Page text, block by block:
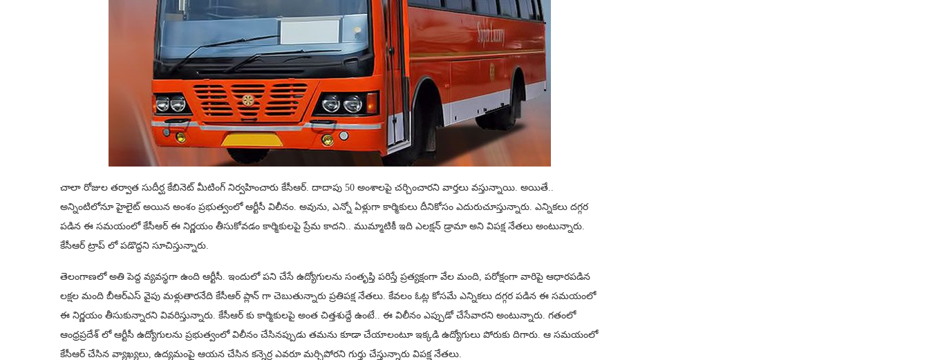
చాలా రోజుల త‌ర్వాత సుదీర్ఘ కేబినెట్ మీటింగ్ నిర్వ‌హించారు కేసీఆర్. దాదాపు 50 అంశాల‌పై చ‌ర్చించార‌ని వార్త‌లు వ‌స్తున్నాయి. అయితే..
అన్నింటిలోనూ హైలైట్ అయిన అంశం ప్ర‌భుత్వంలో ఆర్టీసీ విలీనం. అవును, ఎన్నో ఏళ్లుగా కార్మికులు దీనికోసం ఎదురుచూస్తున్నారు. ఎన్నిక‌లు ద‌గ్గ‌ర
ప‌డిన ఈ స‌మ‌యంలో కేసీఆర్ ఈ నిర్ణ‌యం తీసుకోవ‌డం కార్మికుల‌పై ప్రేమ కాద‌ని.. ముమ్మాటికీ ఇది ఎల‌క్ష‌న్ డ్రామా అని విప‌క్ష నేత‌లు అంటున్నారు.
కేసీఆర్ ట్రాప్ లో ప‌డొద్ద‌ని సూచిస్తున్నారు.
తెలంగాణలో అతి పెద్ద వ్యవస్థగా ఉంది ఆర్టీసీ. ఇందులో ప‌ని చేసే ఉద్యోగులను సంతృప్తి పరిస్తే ప్రత్యక్షంగా వేల మంది, పరోక్షంగా వారిపై ఆధారపడిన
లక్షల మంది బీఆర్ఎస్ వైపు మ‌ళ్లుతార‌నేది కేసీఆర్ ప్లాన్ గా చెబుతున్నారు ప్ర‌తిప‌క్ష నేత‌లు. కేవ‌లం ఓట్ల కోస‌మే ఎన్నిక‌లు ద‌గ్గ‌ర ప‌డిన ఈ స‌మ‌యంలో
ఈ నిర్ణ‌యం తీసుకున్నార‌ని వివ‌రిస్తున్నారు. కేసీఆర్ కు కార్మికుల‌పై అంత చిత్త‌శుద్దే ఉంటే.. ఈ విలీనం ఎప్పుడో చేసేవార‌ని అంటున్నారు. గ‌తంలో
ఆంధ్రప్రదేశ్ లో ఆర్టీసీ ఉద్యోగులను ప్రభుత్వంలో విలీనం చేసినప్పుడు తమను కూడా చేయాలంటూ ఇక్క‌డి ఉద్యోగులు పోరుకు దిగారు. ఆ స‌మ‌యంలో
కేసీఆర్ చేసిన వ్యాఖ్య‌లు, ఉద్య‌మంపై ఆయ‌న చేసిన కన్నెర్ర ఎవ‌రూ మ‌ర్చిపోర‌ని గుర్తు చేస్తున్నారు విప‌క్ష నేత‌లు.